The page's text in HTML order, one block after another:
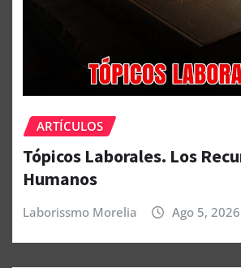
ARTÍCULOS
Tópicos Laborales. Los
Humanos
Laborissmo Morelia Ago 5, 2026